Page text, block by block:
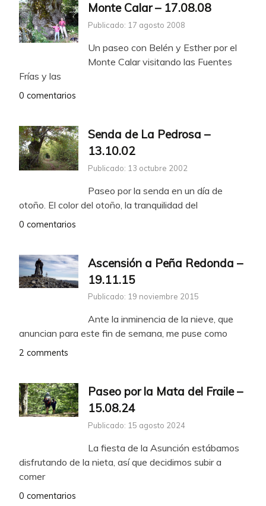
Monte Calar – 17.08.08
Publicado: 17 agosto 2008
Un paseo con Belén y Esther por el
Monte Calar visitando las Fuentes
Frías y las
0 comentarios
Senda de La Pedrosa –
13.10.02
Publicado: 13 octubre 2002
Paseo por la senda en un día de
otoño. El color del otoño, la tranquilidad del
0 comentarios
Ascensión a Peña Redonda –
19.11.15
Publicado: 19 noviembre 2015
Ante la inminencia de la nieve, que
anuncian para este fin de semana, me puse como
2 comments
Paseo por la Mata del Fraile –
15.08.24
Publicado: 15 agosto 2024
La fiesta de la Asunción estábamos
disfrutando de la nieta, así que decidimos subir a
comer
0 comentarios